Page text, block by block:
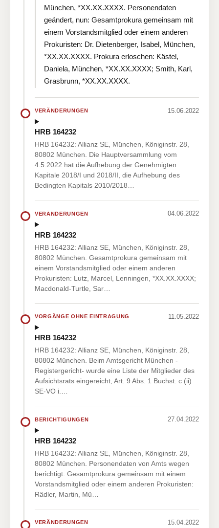
München, *XX.XX.XXXX. Personendaten
geändert, nun: Gesamtprokura gemeinsam mit
einem Vorstandsmitglied oder einem anderen
Prokuristen: Dr. Dietenberger, Isabel, München,
*XX.XX.XXXX. Prokura erloschen: Kästel,
Daniela, München, *XX.XX.XXXX; Smith, Karl,
Grasbrunn, *XX.XX.XXXX.
VERÄNDERUNGEN 15.06.2022
HRB 164232
HRB 164232: Allianz SE, München, Königinstr. 28,
80802 München. Die Hauptversammlung vom
4.5.2022 hat die Aufhebung der Genehmigten
Kapitale 2018/I und 2018/II, die Aufhebung des
Bedingten Kapitals 2010/2018…
VERÄNDERUNGEN 04.06.2022
HRB 164232
HRB 164232: Allianz SE, München, Königinstr. 28,
80802 München. Gesamtprokura gemeinsam mit
einem Vorstandsmitglied oder einem anderen
Prokuristen: Lutz, Marcel, Lenningen, *XX.XX.XXXX;
Macdonald-Turtle, Sar…
VORGÄNGE OHNE EINTRAGUNG 11.05.2022
HRB 164232
HRB 164232: Allianz SE, München, Königinstr. 28,
80802 München. Beim Amtsgericht München -
Registergericht- wurde eine Liste der Mitglieder des
Aufsichtsrats eingereicht, Art. 9 Abs. 1 Buchst. c (ii)
SE-VO i.…
BERICHTIGUNGEN 27.04.2022
HRB 164232
HRB 164232: Allianz SE, München, Königinstr. 28,
80802 München. Personendaten von Amts wegen
berichtigt: Gesamtprokura gemeinsam mit einem
Vorstandsmitglied oder einem anderen Prokuristen:
Rädler, Martin, Mü…
VERÄNDERUNGEN 15.04.2022